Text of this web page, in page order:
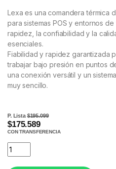
Lexa es una comandera térmica
para sistemas POS y entornos
rapidez, la confiabilidad y la
esenciales.
Fiabilidad y rapidez garantizada
trabajar bajo presión en puntos
una conexión versátil y un
muy sencillo.
P. Lista$195.099
$175.589
CON TRANSFERENCIA